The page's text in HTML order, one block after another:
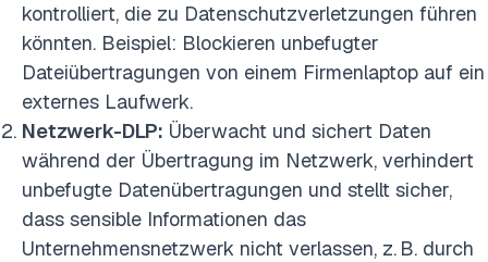
kontrolliert, die zu Datenschutzverletzungen führen
könnten. Beispiel: Blockieren unbefugter
Dateiübertragungen von einem Firmenlaptop auf ein
externes Laufwerk.
Netzwerk-DLP: Überwacht und sichert Daten
während der Übertragung im Netzwerk, verhindert
unbefugte Datenübertragungen und stellt sicher,
dass sensible Informationen das
Unternehmensnetzwerk nicht verlassen, z. B. durch